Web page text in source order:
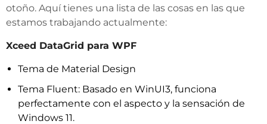
otoño. Aquí tienes una lista de las cosas en las que
estamos trabajando actualmente:
Xceed DataGrid para WPF
Tema de Material Design
Tema Fluent: Basado en WinUI3, funciona
perfectamente con el aspecto y la sensación de
Windows 11.